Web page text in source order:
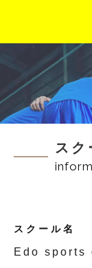
スク
スクール名
Edo sports